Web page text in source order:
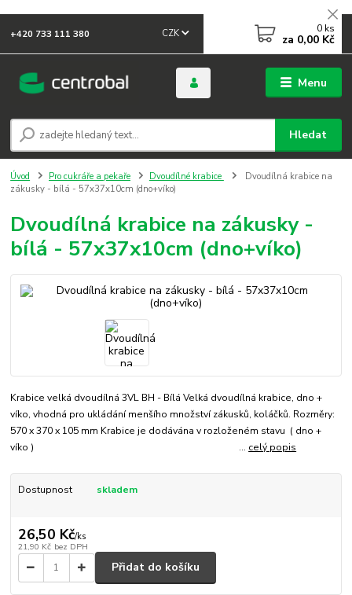
Menu
CZK
Hledat
+420 733 111 380 0 ks
za 0,00 Kč
Úvod Pro cukráře a pekaře Dvoudílné krabice
Dvoudílná krabice na
zákusky - bílá - 57x37x10cm (dno+víko)
Dvoudílná krabice na zákusky -
bílá - 57x37x10cm (dno+víko)
Krabice velká dvoudílná 3VL BH - Bílá Velká dvoudílná krabice, dno +
víko, vhodná pro ukládání menšího množství zákusků, koláčků. Rozměry:
570 x 370 x 105 mm Krabice je dodávána v rozloženém stavu ( dno +
víko ) ... celý popis
Dostupnost skladem
26,50 Kč/ks
21,90 Kč bez DPH
Přidat do košíku